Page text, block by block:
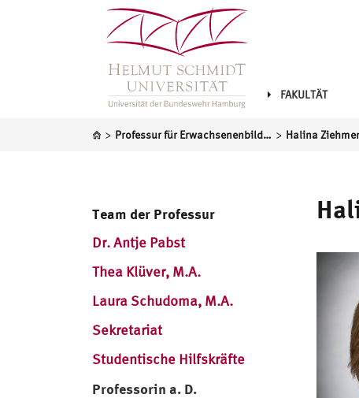
FAKULTÄT
> Professur für Erwachsenenbildung > Halina
Team der Professur
Dr. Antje Pabst
Thea Klüver, M.A.
Laura Schudoma, M.A.
Sekretariat
Studentische Hilfskräfte
Professorin a. D.